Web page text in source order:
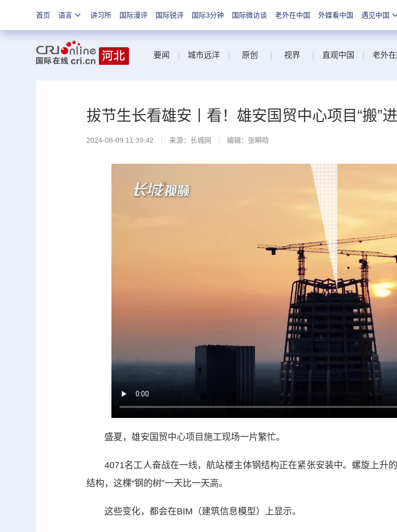
首页 语言 讲习所 国际漫评 国际锐评 国际3分钟 国际微访谈 老外在中国 外媒看中国 遇见中国
要闻 城市远洋 原创 视界 直观中国 老外
拔节生长看雄安丨看！雄安国贸中心项目“搬”
2024-08-09 11:39:42 来源： 长城网 编辑：张瞬晗
盛夏，雄安国贸中心项目施工现场一片繁忙。
4071名工人奋战在一线，航站楼主体钢结构正在紧张安装中。螺旋上升
结构，这棵“钢的树”一天比一天高。
这些变化，都会在BIM（建筑信息模型）上显示。